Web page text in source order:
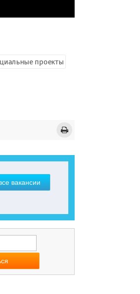
проекты
вакансии